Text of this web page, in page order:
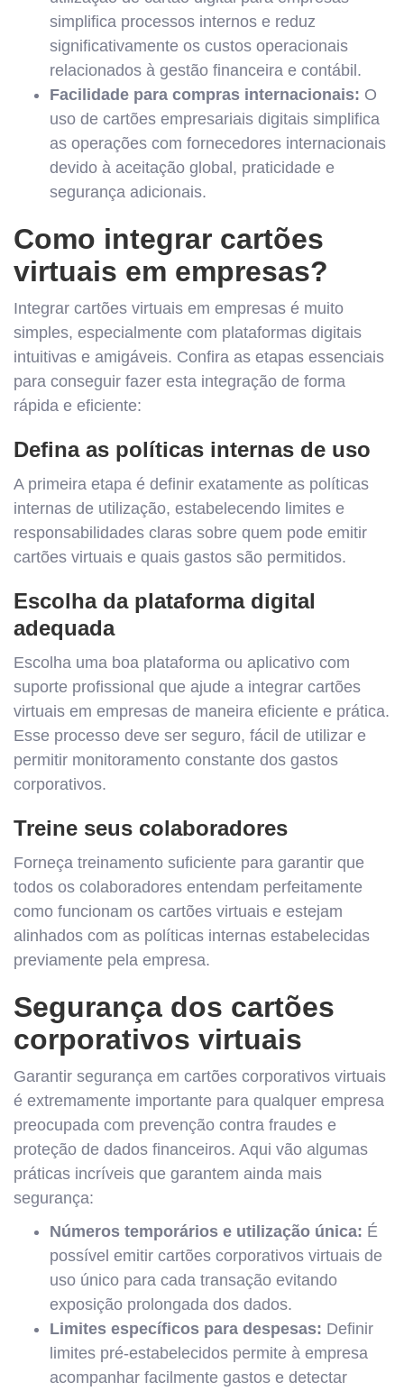
simplifica processos internos e reduz
significativamente os custos operacionais
relacionados à gestão financeira e contábil.
Facilidade para compras internacionais: O
uso de cartões empresariais digitais simplifica
as operações com fornecedores internacionais
devido à aceitação global, praticidade e
segurança adicionais.
Como integrar cartões
virtuais em empresas?
Integrar cartões virtuais em empresas é muito
simples, especialmente com plataformas digitais
intuitivas e amigáveis. Confira as etapas essenciais
para conseguir fazer esta integração de forma
rápida e eficiente:
Defina as políticas internas de uso
A primeira etapa é definir exatamente as políticas
internas de utilização, estabelecendo limites e
responsabilidades claras sobre quem pode emitir
cartões virtuais e quais gastos são permitidos.
Escolha da plataforma digital
adequada
Escolha uma boa plataforma ou aplicativo com
suporte profissional que ajude a integrar cartões
virtuais em empresas de maneira eficiente e prática.
Esse processo deve ser seguro, fácil de utilizar e
permitir monitoramento constante dos gastos
corporativos.
Treine seus colaboradores
Forneça treinamento suficiente para garantir que
todos os colaboradores entendam perfeitamente
como funcionam os cartões virtuais e estejam
alinhados com as políticas internas estabelecidas
previamente pela empresa.
Segurança dos cartões
corporativos virtuais
Garantir segurança em cartões corporativos virtuais
é extremamente importante para qualquer empresa
preocupada com prevenção contra fraudes e
proteção de dados financeiros. Aqui vão algumas
práticas incríveis que garantem ainda mais
segurança:
Números temporários e utilização única: É
possível emitir cartões corporativos virtuais de
uso único para cada transação evitando
exposição prolongada dos dados.
Limites específicos para despesas: Definir
limites pré-estabelecidos permite à empresa
acompanhar facilmente gastos e detectar